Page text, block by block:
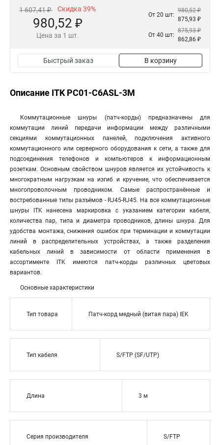
1 607,41 ₽ Скидка 39%
980,52 ₽
Цена за 1 шт.
От 20 шт:
980,52 ₽
875,93 ₽
От 40 шт:
875,93 ₽
862,86 ₽
Быстрый заказ В корзину
Описание ITK PC01-C6ASL-3M
Коммутационные шнуры (патч-корды) предназначены для
коммутации линий передачи информации между различными
секциями коммутационных панелей, подключения активного
коммутационного или серверного оборудования к сети, а также для
подсоединения телефонов и компьютеров к информационным
розеткам. Основным свойством шнуров является их устойчивость к
многократным нагрузкам на изгиб и кручение, что обеспечивается
многопроволочным проводником. Самые распространённые и
востребованные типы разъёмов - RJ45-RJ45. На все коммутационные
шнуры ITK нанесена маркировка с указанием категории кабеля,
количества пар, типа и диаметра проводников, длины шнура. Для
удобства монтажа, снижения ошибок при терминации и коммутации
линий в распределительных устройствах, а также разделения
кабельных линий в зависимости от области применения в
ассортименте ITK имеются патч-корды различных цветовых
вариантов.
Основные характеристики
Тип товара Патч-корд медный (витая пара) IEK
Тип кабеля S/FTP (SF/UTP)
Длина 3 м
Серия производителя S/FTP